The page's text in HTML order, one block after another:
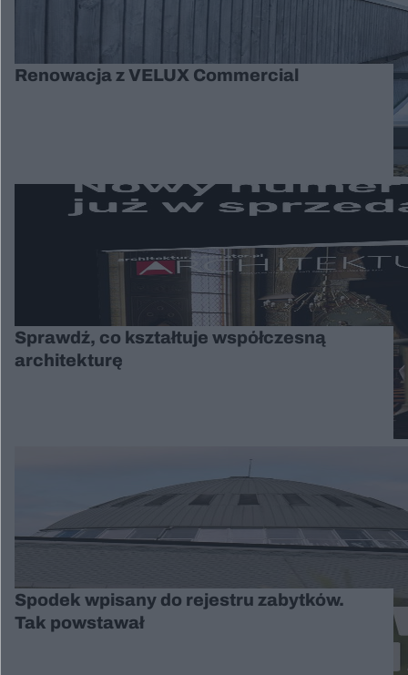
Renowacja z VELUX Commercial
Sprawdź, co kształtuje współczesną
architekturę
Spodek wpisany do rejestru zabytków.
Tak powstawał